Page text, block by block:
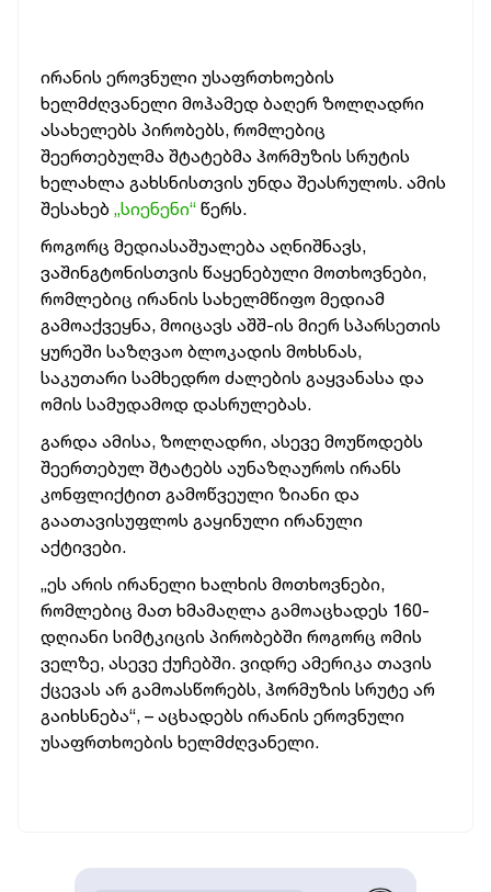
ირანის ეროვნული უსაფრთხოების
ხელმძღვანელი მოჰამედ ბაღერ ზოლღადრი
ასახელებს პირობებს, რომლებიც
შეერთებულმა შტატებმა ჰორმუზის სრუტის
ხელახლა გახსნისთვის უნდა შეასრულოს. ამის
შესახებ „სიენენი“ წერს.
როგორც მედიასაშუალება აღნიშნავს,
ვაშინგტონისთვის წაყენებული მოთხოვნები,
რომლებიც ირანის სახელმწიფო მედიამ
გამოაქვეყნა, მოიცავს აშშ-ის მიერ სპარსეთის
ყურეში საზღვაო ბლოკადის მოხსნას,
საკუთარი სამხედრო ძალების გაყვანასა და
ომის სამუდამოდ დასრულებას.
გარდა ამისა, ზოლღადრი, ასევე მოუწოდებს
შეერთებულ შტატებს აუნაზღაუროს ირანს
კონფლიქტით გამოწვეული ზიანი და
გაათავისუფლოს გაყინული ირანული
აქტივები.
„ეს არის ირანელი ხალხის მოთხოვნები,
რომლებიც მათ ხმამაღლა გამოაცხადეს 160-
დღიანი სიმტკიცის პირობებში როგორც ომის
ველზე, ასევე ქუჩებში. ვიდრე ამერიკა თავის
ქცევას არ გამოასწორებს, ჰორმუზის სრუტე არ
გაიხსნება“, – აცხადებს ირანის ეროვნული
უსაფრთხოების ხელმძღვანელი.